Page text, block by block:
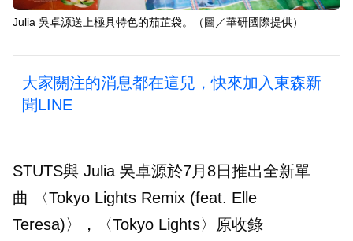
Julia 吳卓源送上極具特色的茄芷袋。（圖／華研國際提供）
大家關注的消息都在這兒，快來加入東森新
聞LINE
STUTS與 Julia 吳卓源於7月8日推出全新單
曲 〈Tokyo Lights Remix (feat. Elle
Teresa)〉，〈Tokyo Lights〉原收錄